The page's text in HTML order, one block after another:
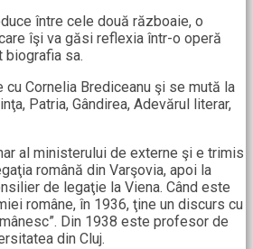
între cele două războaie, o
îşi va găsi reflexia într-o operă
biografia sa.
Cornelia Brediceanu şi se mută la
Patria, Gândirea, Adevărul literar,
al ministerului de externe şi e trimis
română din Varşovia, apoi la
de legaţie la Viena. Când este
române, în 1936, ţine un discurs cu
Din 1938 este profesor de
din Cluj.